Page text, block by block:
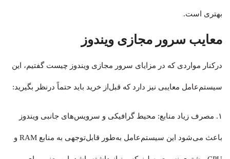
بهتری است.
معایب سرور مجازی ویندوز
درکنار مواردی که در مزایای سرور مجازی ویندوز چیست گفتیم، این
سیستم‌عامل معایبی نیز دارد که قبل‌از خرید باید حتماً درنظر بگیرید:
۱. مصرف زیاد منابع: محیط گرافیکی و سرویس‌های جانبی ویندوز
باعث می‌شود این سیستم‌عامل به‌طور قابل‌توجهی به منابع RAM و